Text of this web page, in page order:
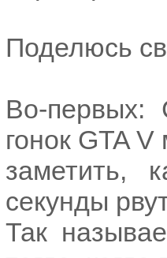
Поделюсь
Во-первых:
гонок GTA V
заметить,
секунды
Так